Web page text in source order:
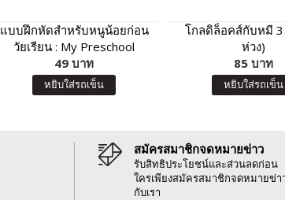
แบบฝึกหัดสำหรับหนูน้อยก่อน
วัยเรียน : My Preschool
Activities
49 บาท
หยิบใส่รถเข็น
โกลดิล็อคส์กับหมี
ห่วง)
85 บาท
หยิบใส่รถเข็น
สมัครสมาชิกจดหมายข่าว
รับสิทธิประโยชน์และส่วนลดก่อน
ใครเพียงสมัครสมาชิกจดหมายข่า
กับเรา